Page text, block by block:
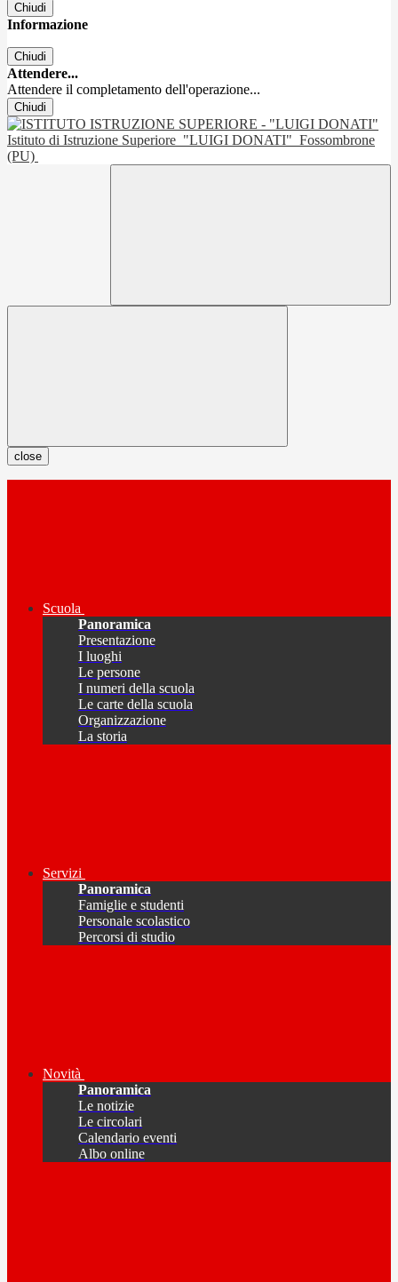
Chiudi
Informazione
Chiudi
Attendere...
Attendere il completamento dell'operazione...
Chiudi
Istituto di Istruzione Superiore "LUIGI DONATI" Fossombrone
(PU)
close
Scuola
Panoramica
Presentazione
I luoghi
Le persone
I numeri della scuola
Le carte della scuola
Organizzazione
La storia
Servizi
Panoramica
Famiglie e studenti
Personale scolastico
Percorsi di studio
Novità
Panoramica
Le notizie
Le circolari
Calendario eventi
Albo online